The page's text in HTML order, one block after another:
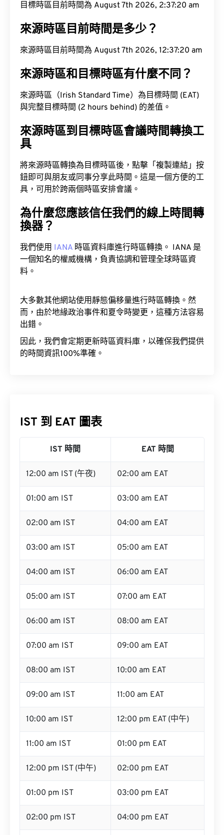
目標時區目前時間為 August 7th 2026, 2:37:21 am
來源時區目前時間是多少？
來源時區目前時間為 August 7th 2026, 12:37:21 am
來源時區和目標時區有什麼不同？
來源時區（Irish Standard Time）為目標時間 (EAT)
與完整目標時間 (2 hours behind) 的差值。
來源時區到目標時區會議時間轉換工
具
將來源時區轉換為目標時區後，點擊「複製連結」按
鈕即可與朋友或同事分享此時間。這是一個方便的工
具，可用於跨兩個時區安排會議。
為什麼您應該信任我們的線上時間轉
換器？
我們使用 IANA 時區資料庫進行時區轉換。 IANA 是
一個知名的權威機構，負責協調和管理全球時區資
料。
大多數其他網站使用靜態偏移量進行時區轉換。然
而，由於地緣政治事件和夏令時變更，這種方法容易
出錯。
因此，我們會定期更新時區資料庫，以確保我們提供
的時間資訊100%準確。
IST 到 EAT 圖表
IST 時間 EAT 時間
12:00 am IST (午夜) 02:00 am EAT
01:00 am IST 03:00 am EAT
02:00 am IST 04:00 am EAT
03:00 am IST 05:00 am EAT
04:00 am IST 06:00 am EAT
05:00 am IST 07:00 am EAT
06:00 am IST 08:00 am EAT
07:00 am IST 09:00 am EAT
08:00 am IST 10:00 am EAT
09:00 am IST 11:00 am EAT
10:00 am IST 12:00 pm EAT (中午)
11:00 am IST 01:00 pm EAT
12:00 pm IST (中午) 02:00 pm EAT
01:00 pm IST 03:00 pm EAT
02:00 pm IST 04:00 pm EAT